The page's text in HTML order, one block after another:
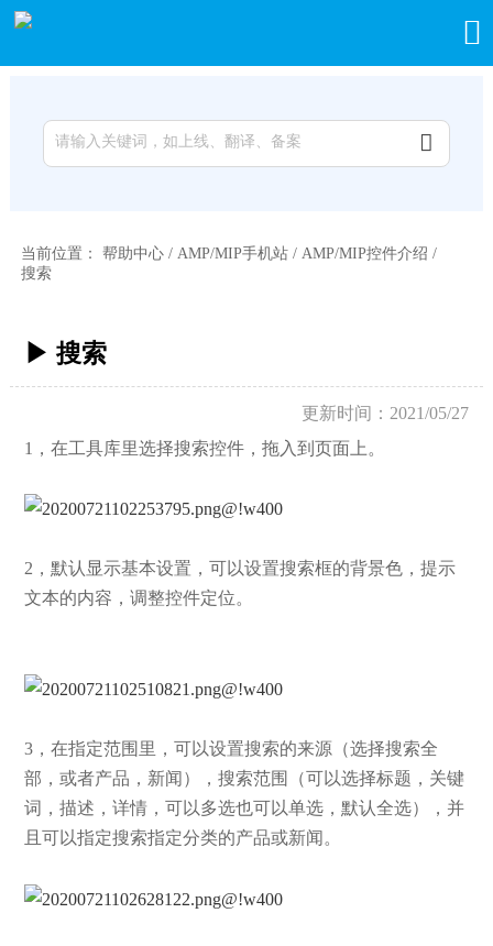


当前位置： 帮助中心/ AMP/MIP手机站/ AMP/MIP控件介绍 /
搜索
▶ 搜索
更新时间：2021/05/27
1，在工具库里选择搜索控件，拖入到页面上。
2，默认显示基本设置，可以设置搜索框的背景色，提示
文本的内容，调整控件定位。
3，在指定范围里，可以设置搜索的来源（选择搜索全
部，或者产品，新闻），搜索范围（可以选择标题，关键
词，描述，详情，可以多选也可以单选，默认全选），并
且可以指定搜索指定分类的产品或新闻。